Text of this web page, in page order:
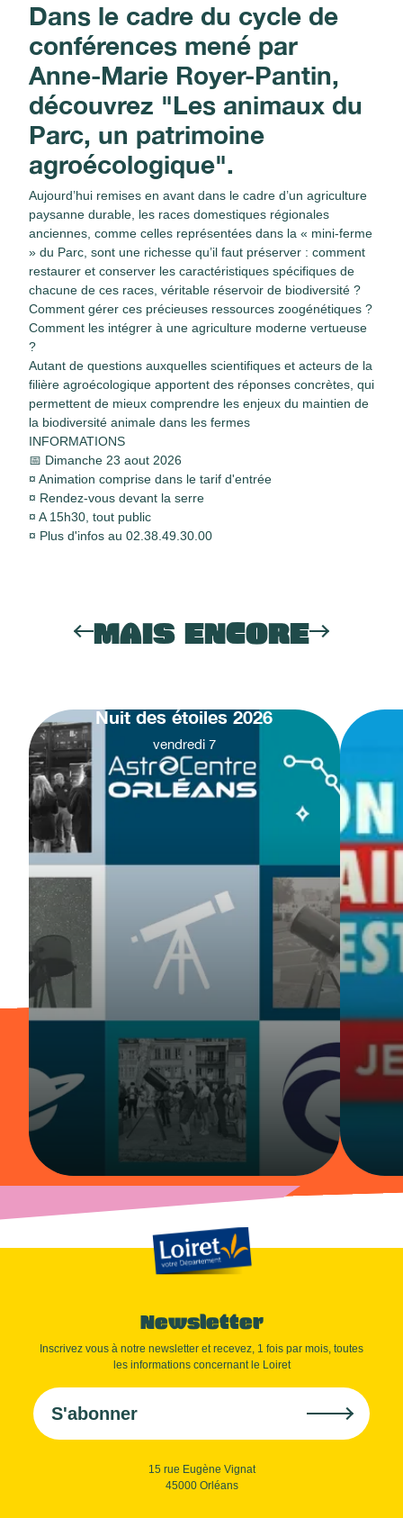
Dans le cadre du cycle de
conférences mené par
Anne-Marie Royer-Pantin,
découvrez "Les animaux du
Parc, un patrimoine
agroécologique".
Aujourd’hui remises en avant dans le cadre d’un agriculture
paysanne durable, les races domestiques régionales
anciennes, comme celles représentées dans la « mini-ferme
» du Parc, sont une richesse qu’il faut préserver : comment
restaurer et conserver les caractéristiques spécifiques de
chacune de ces races, véritable réservoir de biodiversité ?
Comment gérer ces précieuses ressources zoogénétiques ?
Comment les intégrer à une agriculture moderne vertueuse
?
Autant de questions auxquelles scientifiques et acteurs de la
filière agroécologique apportent des réponses concrètes, qui
permettent de mieux comprendre les enjeux du maintien de
la biodiversité animale dans les fermes
INFORMATIONS
📅 Dimanche 23 aout 2026
¤ Animation comprise dans le tarif d'entrée
¤ Rendez-vous devant la serre
¤ A 15h30, tout public
¤ Plus d'infos au 02.38.49.30.00
MAIS ENCORE
Nuit des étoiles 2026
vendredi 7
Newsletter
Inscrivez vous à notre newsletter et recevez, 1 fois par mois, toutes
les informations concernant le Loiret
S'abonner
15 rue Eugène Vignat
45000 Orléans